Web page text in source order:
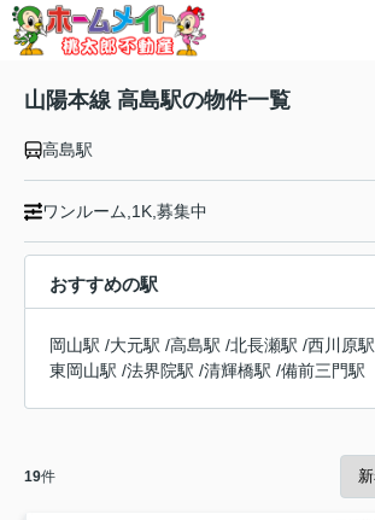
山陽本線 高島駅の物件一覧
高島駅
ワンルーム,1K,募集中
おすすめの駅
岡山駅 /大元駅 /高島駅 /北長瀬駅 /西川原駅
東岡山駅 /法界院駅 /清輝橋駅 /備前三門駅
19件